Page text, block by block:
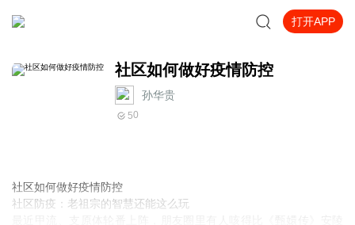
打开APP
社区如何做好疫情防控
孙华贵
50
社区如何做好疫情防控
社区防疫：老祖宗的智慧还能这么玩